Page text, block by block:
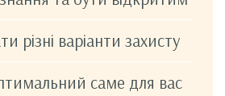
різні варіанти захисту
саме для вас